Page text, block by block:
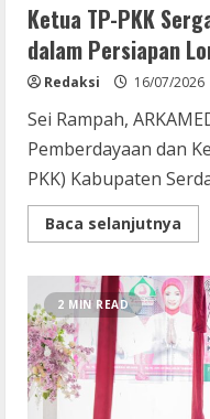
Ketua TP-PKK
dalam Persiapan
Redaksi 16/07/2026
Sei Rampah,
Pemberdayaan dan
PKK) Kabupaten
Baca selanjutnya
TP-
PKK
2 MIN READ